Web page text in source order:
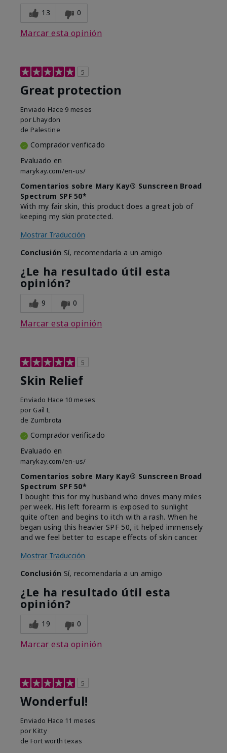
13 0
Marcar esta opinión
5
Great protection
Enviado Hace 9 meses
por Lhaydon
de Palestine
Comprador verificado
Evaluado en
marykay.com/en-us/
Comentarios sobre Mary Kay® Sunscreen Broad
Spectrum SPF 50*
With my fair skin, this product does a great job of
keeping my skin protected.
Mostrar Traducción
Conclusión Sí, recomendaría a un amigo
¿Le ha resultado útil esta
opinión?
9 0
Marcar esta opinión
5
Skin Relief
Enviado Hace 10 meses
por Gail L
de Zumbrota
Comprador verificado
Evaluado en
marykay.com/en-us/
Comentarios sobre Mary Kay® Sunscreen Broad
Spectrum SPF 50*
I bought this for my husband who drives many miles
per week. His left forearm is exposed to sunlight
quite often and begins to itch with a rash. When he
began using this heavier SPF 50, it helped immensely
and we feel better to escape effects of skin cancer.
Mostrar Traducción
Conclusión Sí, recomendaría a un amigo
¿Le ha resultado útil esta
opinión?
19 0
Marcar esta opinión
5
Wonderful!
Enviado Hace 11 meses
por Kitty
de Fort worth texas